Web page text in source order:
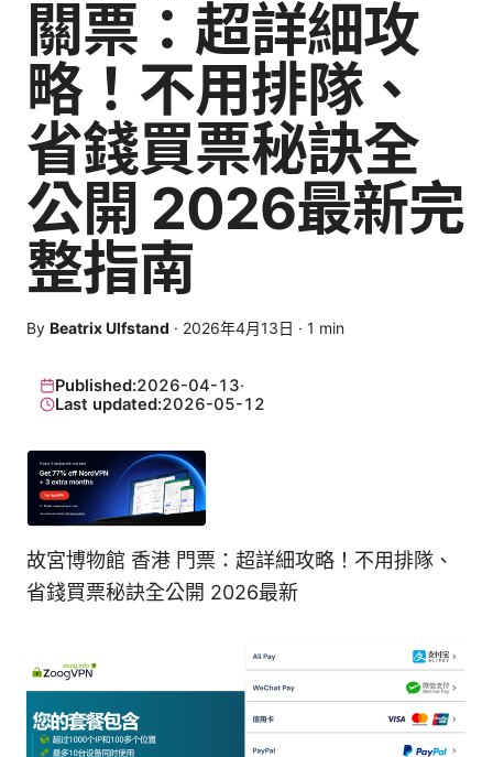
關票：超詳細攻
略！不用排隊、
省錢買票秘訣全
公開 2026最新完
整指南
By Beatrix Ulfstand · 2026年4月13日 · 1 min
Published:2026-04-13·
Last updated:2026-05-12
故宮博物館 香港 門票：超詳細攻略！不用排隊、
省錢買票秘訣全公開 2026最新